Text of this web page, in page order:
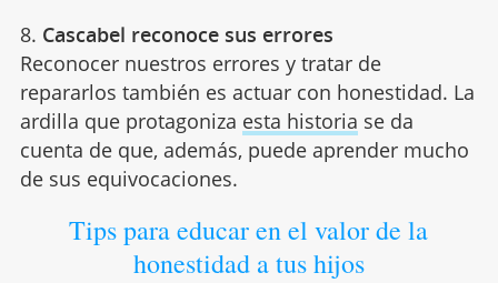
8. Cascabel reconoce sus errores
Reconocer nuestros errores y tratar de
repararlos también es actuar con honestidad. La
ardilla que protagoniza esta historia se da
cuenta de que, además, puede aprender mucho
de sus equivocaciones.
Tips para educar en el valor de la
honestidad a tus hijos